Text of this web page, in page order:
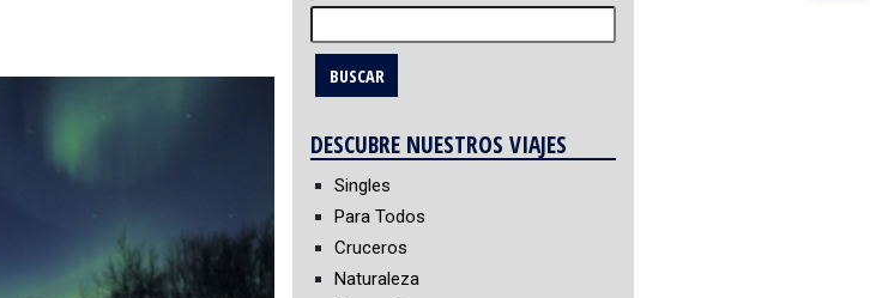
DESCUBRE NUESTROS VIAJES
Singles
Para Todos
Cruceros
Naturaleza